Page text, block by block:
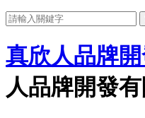
真欣人品牌
人品牌開發有